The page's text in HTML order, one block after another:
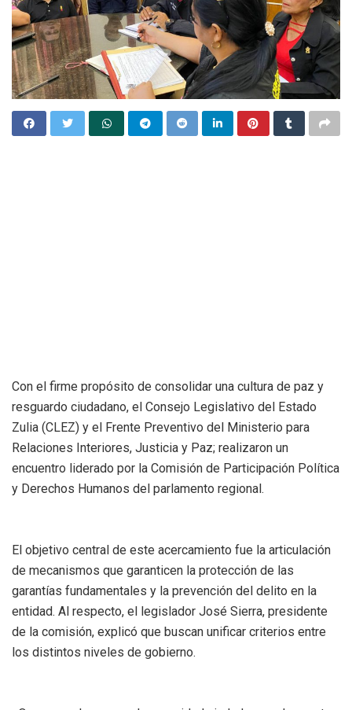
Con el firme propósito de consolidar una cultura de paz y
resguardo ciudadano, el Consejo Legislativo del Estado
Zulia (CLEZ) y el Frente Preventivo del Ministerio para
Relaciones Interiores, Justicia y Paz; realizaron un
encuentro liderado por la Comisión de Participación Política
y Derechos Humanos del parlamento regional.
El objetivo central de este acercamiento fue la articulación
de mecanismos que garanticen la protección de las
garantías fundamentales y la prevención del delito en la
entidad. Al respecto, el legislador José Sierra, presidente
de la comisión, explicó que buscan unificar criterios entre
los distintos niveles de gobierno.